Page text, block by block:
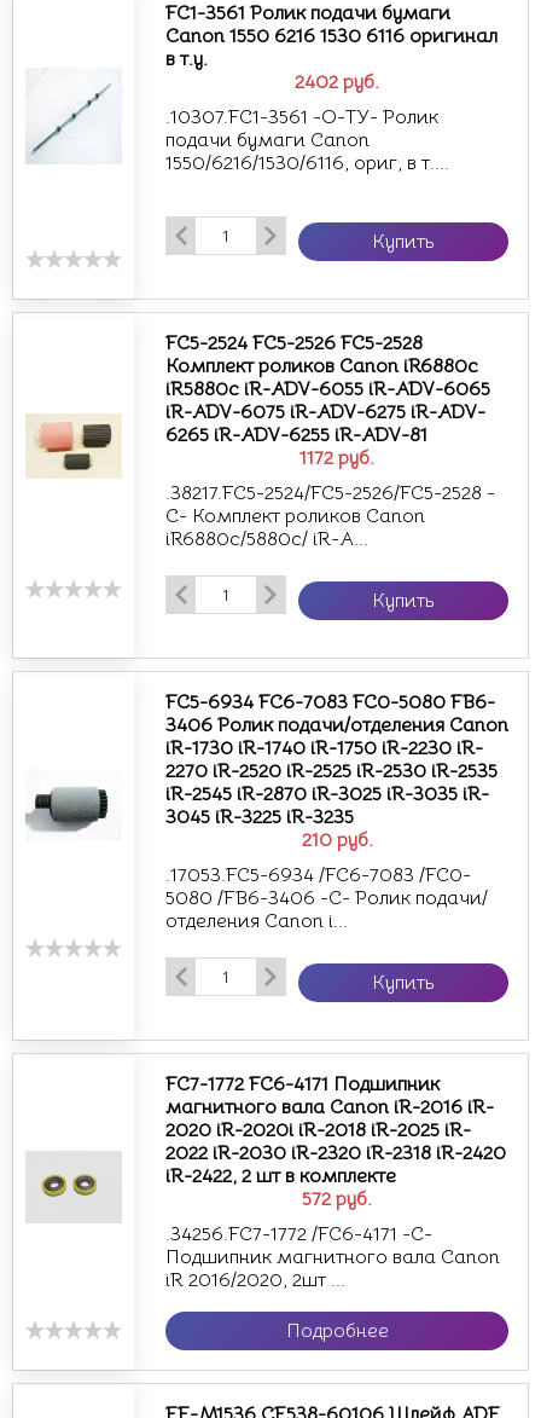
2402 руб.
FC1-3561 Ролик подачи бумаги
Canon 1550 6216 1530 6116 оригинал
в т.у.
.10307.FC1-3561 -О-ТУ- Ролик
подачи бумаги Canon
1550/6216/1530/6116, ориг, в т....
Купить
1172 руб.
FC5-2524 FC5-2526 FC5-2528
Комплект роликов Canon iR6880c
iR5880c iR-ADV-6055 iR-ADV-6065
iR-ADV-6075 iR-ADV-6275 iR-ADV-
6265 iR-ADV-6255 iR-ADV-81
.38217.FC5-2524/FC5-2526/FC5-2528 -
C- Комплект роликов Canon
iR6880c/5880c/ iR-A...
Купить
210 руб.
FC5-6934 FC6-7083 FC0-5080 FB6-
3406 Ролик подачи/отделения Canon
iR-1730 iR-1740 iR-1750 iR-2230 iR-
2270 iR-2520 iR-2525 iR-2530 iR-2535
iR-2545 iR-2870 iR-3025 iR-3035 iR-
3045 iR-3225 iR-3235
.17053.FC5-6934 /FC6-7083 /FC0-
5080 /FB6-3406 -С- Ролик подачи/
отделения Canon i...
Купить
572 руб.
FC7-1772 FC6-4171 Подшипник
магнитного вала Canon iR-2016 iR-
2020 iR-2020i iR-2018 iR-2025 iR-
2022 iR-2030 iR-2320 iR-2318 iR-2420
iR-2422, 2 шт в комплекте
.34256.FC7-1772 /FC6-4171 -С-
Подшипник магнитного вала Canon
iR 2016/2020, 2шт ...
Подробнее